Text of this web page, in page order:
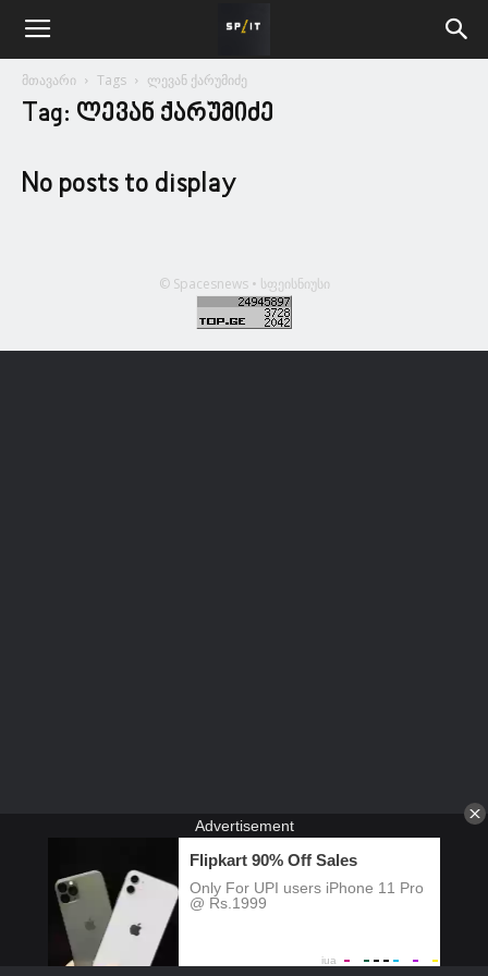
მთავარი Tags ლევან ქარუმიძე
Tag: ლევან ქარუმიძე
No posts to display
© Spacesnews • სფეისნიუსი